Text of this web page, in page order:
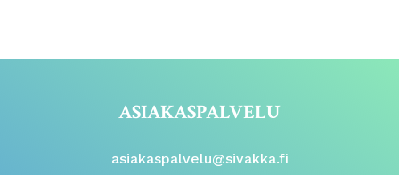
ASIAKASPALVELU
asiakaspalvelu@sivakka.fi